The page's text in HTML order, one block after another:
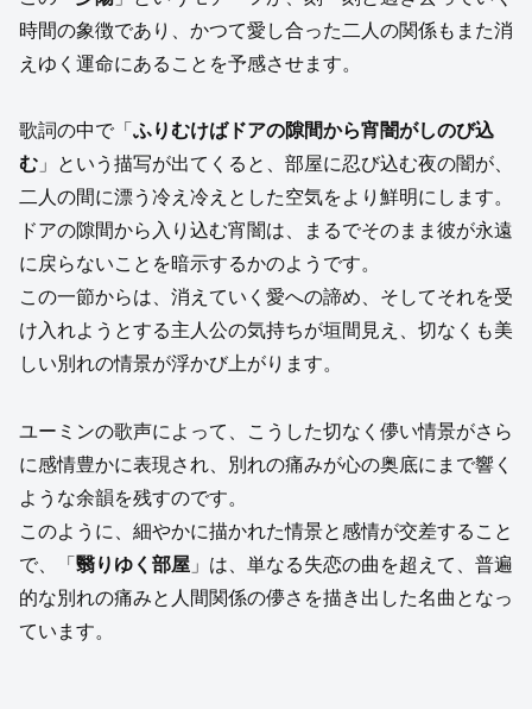
時間の象徴であり、かつて愛し合った二人の関係もまた消
えゆく運命にあることを予感させます。
歌詞の中で「 ふりむけばドアの隙間から宵闇がしのび込
む 」という描写が出てくると、部屋に忍び込む夜の闇が、
二人の間に漂う冷え冷えとした空気をより鮮明にします。
ドアの隙間から入り込む宵闇は、まるでそのまま彼が永遠
に戻らないことを暗示するかのようです。
この一節からは、消えていく愛への諦め、そしてそれを受
け入れようとする主人公の気持ちが垣間見え、切なくも美
しい別れの情景が浮かび上がります。
ユーミンの歌声によって、こうした切なく儚い情景がさら
に感情豊かに表現され、別れの痛みが心の奥底にまで響く
ような余韻を残すのです。
このように、細やかに描かれた情景と感情が交差すること
で、「 翳りゆく部屋 」は、単なる失恋の曲を超えて、普遍
的な別れの痛みと人間関係の儚さを描き出した名曲となっ
ています。